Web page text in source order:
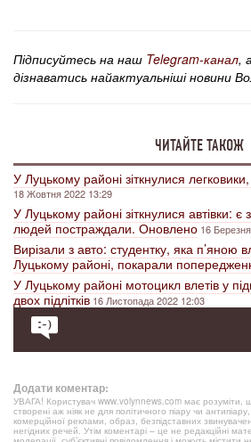
Підписуйтесь на наш Telegram-канал,
дізнаватись найактуальніші новини
ЧИТАЙТЕ ТАКОЖ
У Луцькому районі зіткнулися легковики,
18 Жовтня 2022 13:29
У Луцькому районі зіткнулися автівки: є
людей постраждали. Оновлено 16
Вирізали з авто: студентку, яка п’яною
Луцькому районі, покарали
У Луцькому районі мотоцикл влетів у
двох підлітків 16 Листопада 2022 12:03
Додати коментар:
УВАГА! Користувач www.volynnews.com має розуміти,
створені аж ніяк не для політичного піару чи
комерційної реклами, образ, безпідставних
негідних речей. Утім коментарі – це не редакційні